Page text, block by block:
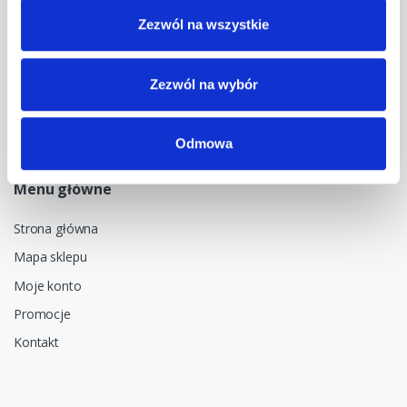
Zezwól na wszystkie
Zezwól na wybór
Odmowa
Dane kontaktowe
NIP: 5482614481, MDM NT sp. z o.o., Bestwińska 143, 43-346
Menu główne
Strona główna
Mapa sklepu
Moje konto
Promocje
Kontakt